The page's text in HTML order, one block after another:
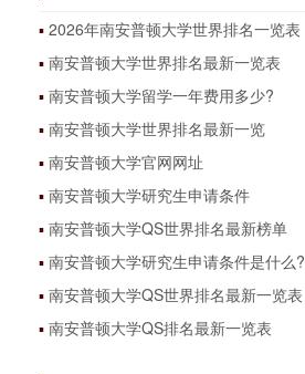
2026年南安普顿大学世界排名一览表
南安普顿大学世界排名最新一览表
南安普顿大学留学一年费用多少?
南安普顿大学世界排名最新一览
南安普顿大学官网网址
南安普顿大学研究生申请条件
南安普顿大学QS世界排名最新榜单
南安普顿大学研究生申请条件是什么?
南安普顿大学QS世界排名最新一览表
南安普顿大学QS排名最新一览表